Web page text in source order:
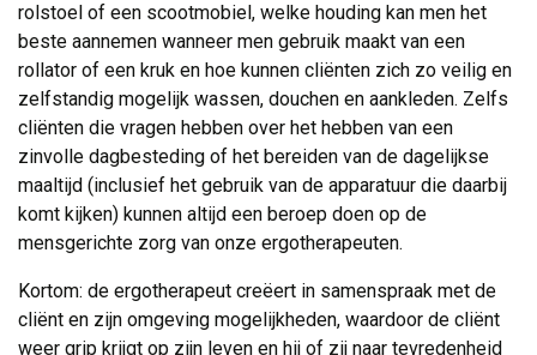
rolstoel of een scootmobiel, welke houding kan men het
beste aannemen wanneer men gebruik maakt van een
rollator of een kruk en hoe kunnen cliënten zich zo veilig en
zelfstandig mogelijk wassen, douchen en aankleden. Zelfs
cliënten die vragen hebben over het hebben van een
zinvolle dagbesteding of het bereiden van de dagelijkse
maaltijd (inclusief het gebruik van de apparatuur die daarbij
komt kijken) kunnen altijd een beroep doen op de
mensgerichte zorg van onze ergotherapeuten.
Kortom: de ergotherapeut creëert in samenspraak met de
cliënt en zijn omgeving mogelijkheden, waardoor de cliënt
weer grip krijgt op zijn leven en hij of zij naar tevredenheid